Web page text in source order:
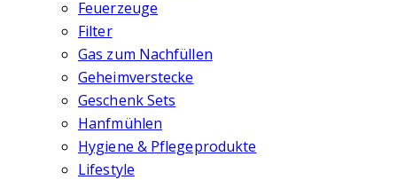
Feuerzeuge
Filter
Gas zum Nachfüllen
Geheimverstecke
Geschenk Sets
Hanfmühlen
Hygiene & Pflegeprodukte
Lifestyle